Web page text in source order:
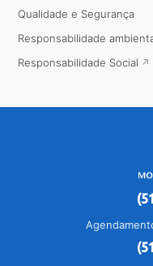
Qualidade e Segurança
Responsabilidade
Responsabilidade Social